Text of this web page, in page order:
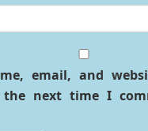
email, and
the next time I